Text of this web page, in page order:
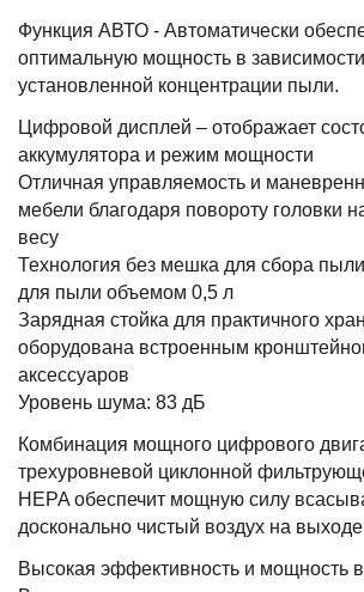
Функция АВТО - Автоматически
оптимальную мощность в
установленной концентрации пыли.
Цифровой дисплей – отображает
аккумулятора и режим мощности
Отличная управляемость и
мебели благодаря повороту головки
весу
Технология без мешка для сбора
для пыли объемом 0,5 л
Зарядная стойка для практичного
оборудована встроенным
аксессуаров
Уровень шума: 83 дБ
Комбинация мощного цифрового
трехуровневой циклонной
HEPA обеспечит мощную силу
досконально чистый воздух на
Высокая эффективность и мощность